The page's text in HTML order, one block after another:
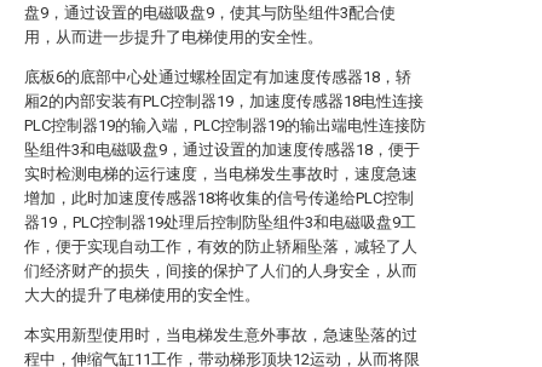
盘9，通过设置的电磁吸盘9，使其与防坠组件3配合使
用，从而进一步提升了电梯使用的安全性。
底板6的底部中心处通过螺栓固定有加速度传感器18，轿
厢2的内部安装有PLC控制器19，加速度传感器18电性连接
PLC控制器19的输入端，PLC控制器19的输出端电性连接防
坠组件3和电磁吸盘9，通过设置的加速度传感器18，便于
实时检测电梯的运行速度，当电梯发生事故时，速度急速
增加，此时加速度传感器18将收集的信号传递给PLC控制
器19，PLC控制器19处理后控制防坠组件3和电磁吸盘9工
作，便于实现自动工作，有效的防止轿厢坠落，减轻了人
们经济财产的损失，间接的保护了人们的人身安全，从而
大大的提升了电梯使用的安全性。
本实用新型使用时，当电梯发生意外事故，急速坠落的过
程中，伸缩气缸11工作，带动梯形顶块12运动，从而将限